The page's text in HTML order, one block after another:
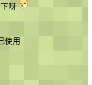
下呀
使用